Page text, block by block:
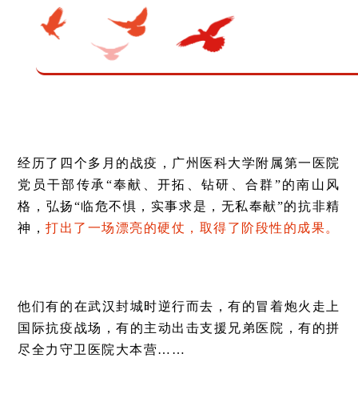
经历了四个多月的战疫，广州医科大学附属第一医院
党员干部传承“奉献、开拓、钻研、合群”的南山风
格，弘扬“临危不惧，实事求是，无私奉献”的抗非精
神，打出了一场漂亮的硬仗，取得了阶段性的成果。
他们有的在武汉封城时逆行而去，有的冒着炮火走上
国际抗疫战场，有的主动出击支援兄弟医院，有的拼
尽全力守卫医院大本营……